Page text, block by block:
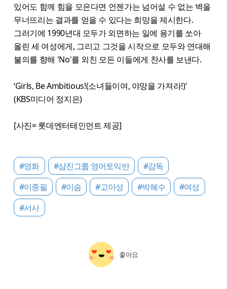
있어도 함께 힘을 모은다면 언젠가는 넘어설 수 없는 벽을
무너뜨리는 결과를 얻을 수 있다는 희망을 제시한다.
그러기에 1990년대 모두가 외면하는 일에 용기를 쏘아
올린 세 여성에게, 그리고 그것을 시작으로 모두와 연대해
불의를 향해 'No'를 외친 모든 이들에게 찬사를 보낸다.
‘Girls, Be Ambitious!(소녀들이여, 야망을 가져라!)’
(KBS미디어 정지은)
[사진= 롯데엔터테인먼트 제공]
#영화 #삼진그룹 영어토익반
#감독
#이종필
#이솜 #고아성 #박혜수
#여성
#서사
좋아요